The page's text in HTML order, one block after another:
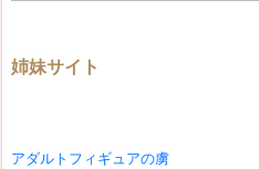
姉妹サイト
アダルトフィギュアの虜